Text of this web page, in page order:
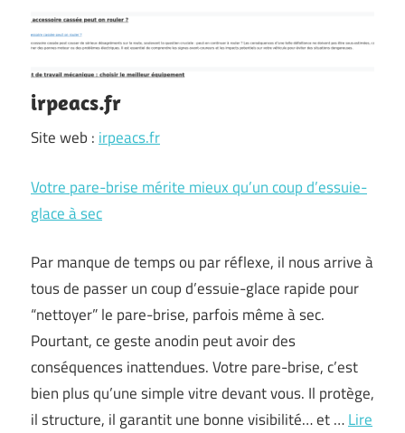
irpeacs.fr
Site web : irpeacs.fr
Votre pare-brise mérite mieux qu’un coup d’essuie-
glace à sec
Par manque de temps ou par réflexe, il nous arrive à
tous de passer un coup d’essuie-glace rapide pour
“nettoyer” le pare-brise, parfois même à sec.
Pourtant, ce geste anodin peut avoir des
conséquences inattendues. Votre pare-brise, c’est
bien plus qu’une simple vitre devant vous. Il protège,
il structure, il garantit une bonne visibilité… et …Lire